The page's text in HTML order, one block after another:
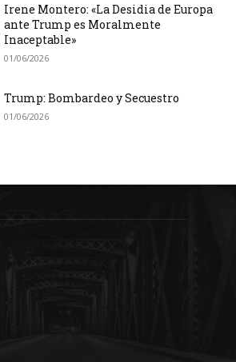
Irene Montero: «La Desidia de Europa
ante Trump es Moralmente
Inaceptable»
01/06/2026
Trump: Bombardeo y Secuestro
01/06/2026